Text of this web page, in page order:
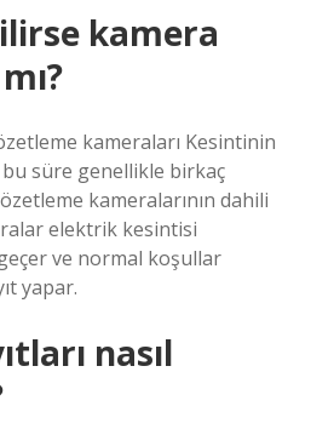
kamera
kameraları Kesintinin
süre genellikle birkaç
kameralarının dahili
elektrik kesintisi
ve normal koşullar
yapar.
nasıl